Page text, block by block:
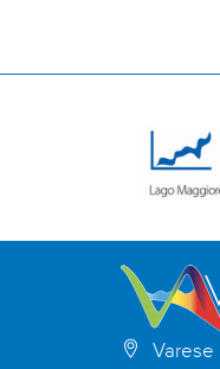
Varese